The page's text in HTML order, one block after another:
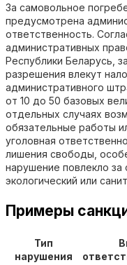
За самовольное
предусмотрена
ответственность.
административных
Республики Беларусь,
разрешения влекут
административного
от 10 до 50 базовых
отдельных случаях
обязательные работы
уголовная
лишения свободы,
нарушение повлекло за
экологический или
Примеры
Тип
нарушения